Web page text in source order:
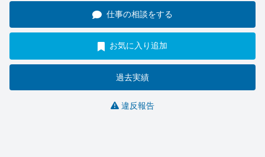
仕事の相談をする
お気に入り追加
過去実績
違反報告